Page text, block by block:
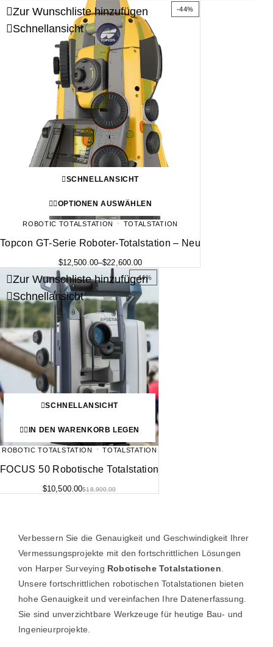
-44%
Zur Wunschliste hinzufügen
Schnellansicht
SCHNELLANSICHT
OPTIONEN AUSWÄHLEN
ROBOTIC TOTALSTATION TOTALSTATION
Topcon GT-Serie Roboter-Totalstation – Neu
$12,500.00–$22,600.00
-44%
Zur Wunschliste hinzufügen
Schnellansicht
SCHNELLANSICHT
IN DEN WARENKORB LEGEN
ROBOTIC TOTALSTATION TOTALSTATION
FOCUS 50 Robotische Totalstation
$18,900.00
$10,500.00
Verbessern Sie die Genauigkeit und Geschwindigkeit Ihrer
Vermessungsprojekte mit den fortschrittlichen Lösungen
von Harper Surveying Robotische Totalstationen
Unsere fortschrittlichen robotischen Totalstationen bieten
hohe Genauigkeit und vereinfachen Ihre Datenerfassung.
Sie sind unverzichtbare Werkzeuge für heutige Bau- und
Ingenieurprojekte.